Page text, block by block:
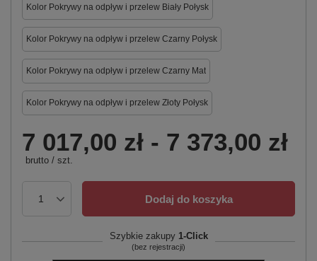
Kolor Pokrywy na odpływ i przelew Biały Połysk
Kolor Pokrywy na odpływ i przelew Czarny Połysk
Kolor Pokrywy na odpływ i przelew Czarny Mat
Kolor Pokrywy na odpływ i przelew Złoty Połysk
7 017,00 zł - 7 373,00 zł
brutto / szt.
Dodaj do koszyka
Szybkie zakupy 1-Click
(bez rejestracji)